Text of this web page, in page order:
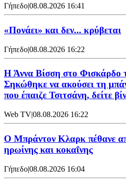
Γήπεδο|08.08.2026 16:41
«Πονάει» και δεν... κρύβεται
Γήπεδο|08.08.2026 16:22
Η Άννα Βίσση στο Φισκάρδο
Σηκώθηκε να ακούσει τη
που έπαιζε Τσιτσάνη, δείτε
Web TV|08.08.2026 16:22
Ο Μπράντον Κλαρκ πέθανε
ηρωίνης και κοκαΐνης
Γήπεδο|08.08.2026 16:04